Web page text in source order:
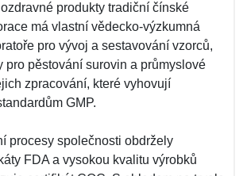
produkty tradiční čínské
má vlastní vědecko-výzkumná
pro vývoj a sestavování vzorců,
pro pěstování surovin a průmyslové
zpracování, které vyhovují
GMP.
procesy společnosti obdržely
FDA a vysokou kvalitu výrobků